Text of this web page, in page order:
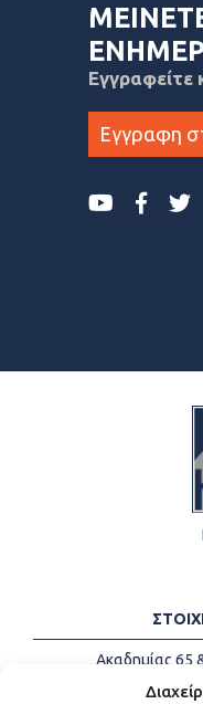
Εγγραφείτε
Εγγραφη
Ακαδημίας 65